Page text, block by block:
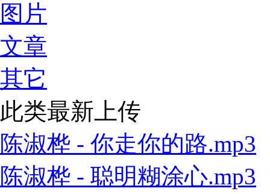
图片
文章
其它
此类最新上传
陈淑桦 - 你走你的路.mp3
陈淑桦 - 聪明糊涂心.mp3